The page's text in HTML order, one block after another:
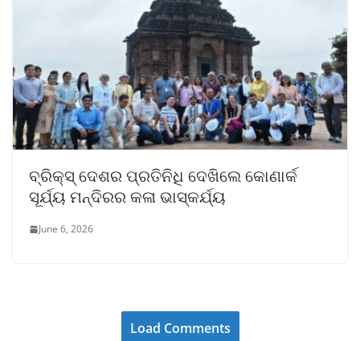
ବ୍ରିକ୍ସ୍ ଦେଶର ପ୍ରତିନିଧି ଦେଖିଲେ କୋଣାର୍କ
ସୂର୍ଯ୍ୟ ମନ୍ଦିରର କଳା ଭାସ୍କର୍ଯ୍ୟ
June 6, 2026
Load Comments